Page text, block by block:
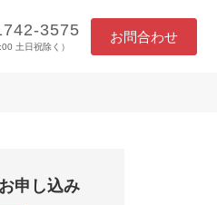
3575
土日祝除く）
お問合わせ
申し込み